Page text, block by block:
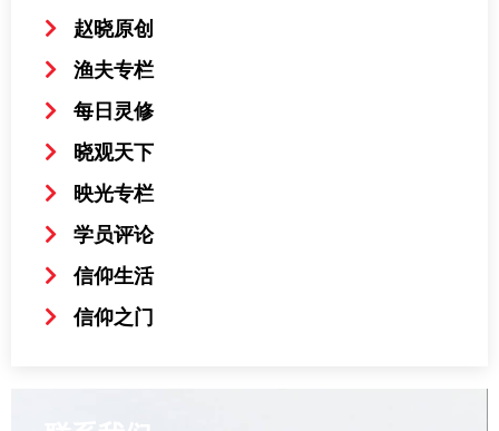
赵晓原创
渔夫专栏
每日灵修
晓观天下
映光专栏
学员评论
信仰生活
信仰之门